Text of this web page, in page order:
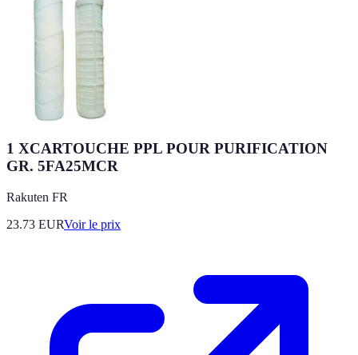
1 XCARTOUCHE PPL POUR PURIFICATION
GR. 5FA25MCR
Rakuten FR
23.73 EURVoir le prix